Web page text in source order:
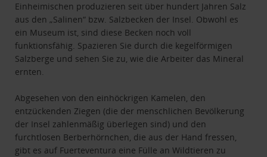
Einheimischen produzieren seit über hundert Jahren Salz
aus den „Salinen“ bzw. Salzbecken der Insel. Obwohl es
ein Museum ist, sind diese Becken noch voll
funktionsfähig. Spazieren Sie durch die kegelförmigen
Salzberge und sehen Sie zu, wie die Arbeiter das Mineral
ernten.
Abgesehen von den einhöckrigen Kamelen, den
entzückenden Ziegen (die der menschlichen Bevölkerung
der Insel zahlenmäßig überlegen sind) und den
furchtlosen Berberhörnchen, die aus der Hand fressen,
gibt es auf Fuerteventura eine Fülle an Wildtieren zu